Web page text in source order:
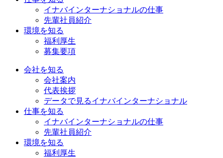
イナバインターナショナルの仕事
先輩社員紹介
環境を知る
福利厚生
募集要項
会社を知る
会社案内
代表挨拶
データで見るイナバインターナショナル
仕事を知る
イナバインターナショナルの仕事
先輩社員紹介
環境を知る
福利厚生